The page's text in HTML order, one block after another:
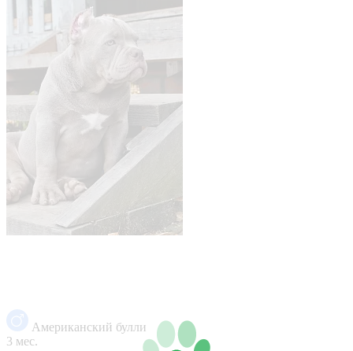
Американский булли
3 мес.